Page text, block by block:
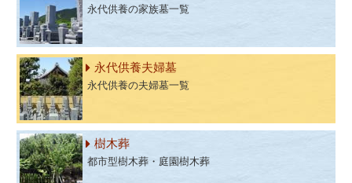
永代供養の家族墓一覧
永代供養夫婦墓
永代供養の夫婦墓一覧
樹木葬
都市型樹木葬・庭園樹木葬